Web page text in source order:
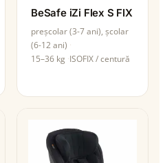
BeSafe iZi Flex S FIX
preșcolar (3-7 ani), școlar
(6-12 ani)
15–36 kg ISOFIX / centură